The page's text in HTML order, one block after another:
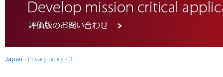
Japan > Privacy policy - 3